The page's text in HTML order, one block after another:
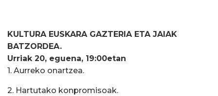
KULTURA EUSKARA GAZTERIA ETA JAIAK
BATZORDEA.
Urriak 20, eguena, 19:00etan
1. Aurreko onartzea.
2. Hartutako konpromisoak.